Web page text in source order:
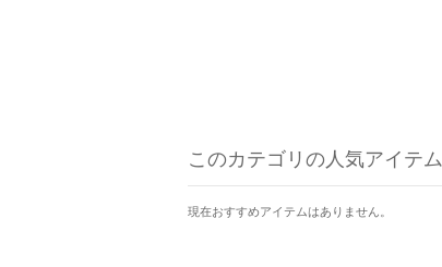
このカテゴリの人気アイテム
現在おすすめアイテムはありません。